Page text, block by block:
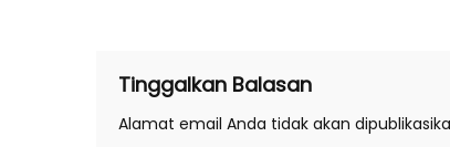
Tinggalkan Balasan
Alamat email Anda tidak akan